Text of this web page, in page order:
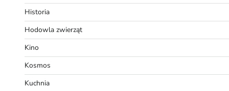
Historia
Hodowla zwierząt
Kino
Kosmos
Kuchnia